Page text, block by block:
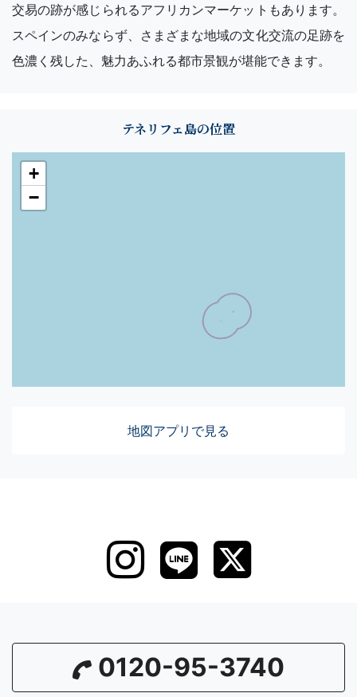
交易の跡が感じられるアフリカンマーケットもあります。
スペインのみならず、さまざまな地域の文化交流の足跡を
色濃く残した、魅力あふれる都市景観が堪能できます。
テネリフェ島の位置
+
−
地図アプリで見る
0120-95-3740